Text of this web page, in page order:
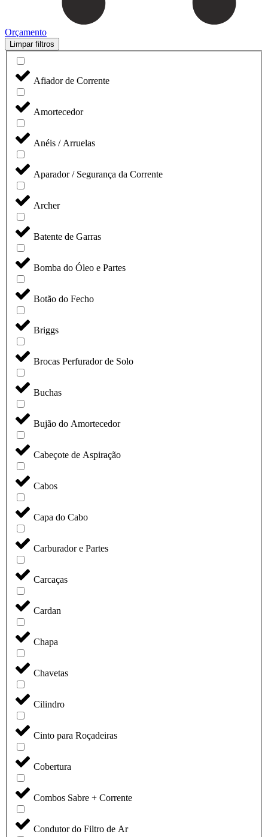
Orçamento
Limpar filtros
Afiador de Corrente
Amortecedor
Anéis / Arruelas
Aparador / Segurança da Corrente
Archer
Batente de Garras
Bomba do Óleo e Partes
Botão do Fecho
Briggs
Brocas Perfurador de Solo
Buchas
Bujão do Amortecedor
Cabeçote de Aspiração
Cabos
Capa do Cabo
Carburador e Partes
Carcaças
Cardan
Chapa
Chavetas
Cilindro
Cinto para Roçadeiras
Cobertura
Combos Sabre + Corrente
Condutor do Filtro de Ar